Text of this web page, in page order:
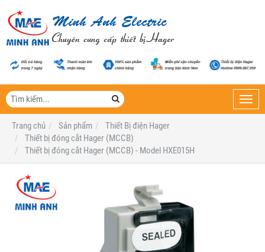
Trang chủ
Sản phẩm
Thiết Bị điện Hager
Thiết bị đóng cắt Hager (MCCB)
Thiết bị đóng cắt Hager (MCCB) - Model HXE015H